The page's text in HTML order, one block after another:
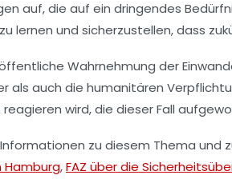
auf, die auf ein dringendes
lernen und sicherzustellen, dass
Wahrnehmung der
als auch die humanitären
wird, die dieser Fall
zu diesem Thema und
Hamburg,FAZ über die